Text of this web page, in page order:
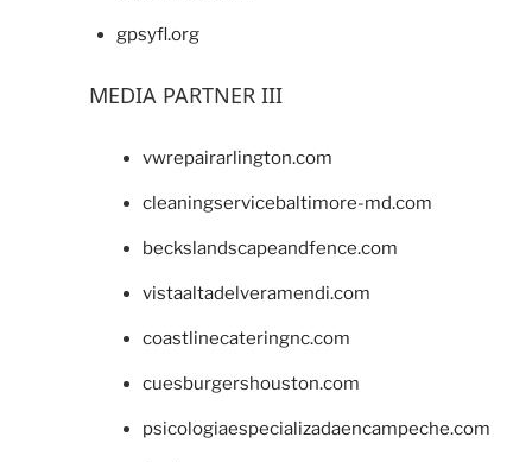
gpsyfl.org
MEDIA PARTNER III
vwrepairarlington.com
cleaningservicebaltimore-md.com
beckslandscapeandfence.com
vistaaltadelveramendi.com
coastlinecateringnc.com
cuesburgershouston.com
psicologiaespecializadaencampeche.com